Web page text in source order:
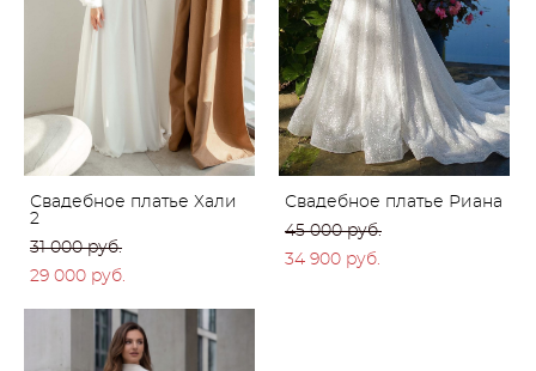
Свадебное платье Хали
2
31 000 pуб.
29 000 pуб.
Свадебное платье Риана
45 000 pуб.
34 900 pуб.